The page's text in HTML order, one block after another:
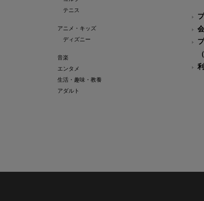
テニス
アニメ・キッズ
ディズニー
音楽
エンタメ
生活・趣味・教養
アダルト